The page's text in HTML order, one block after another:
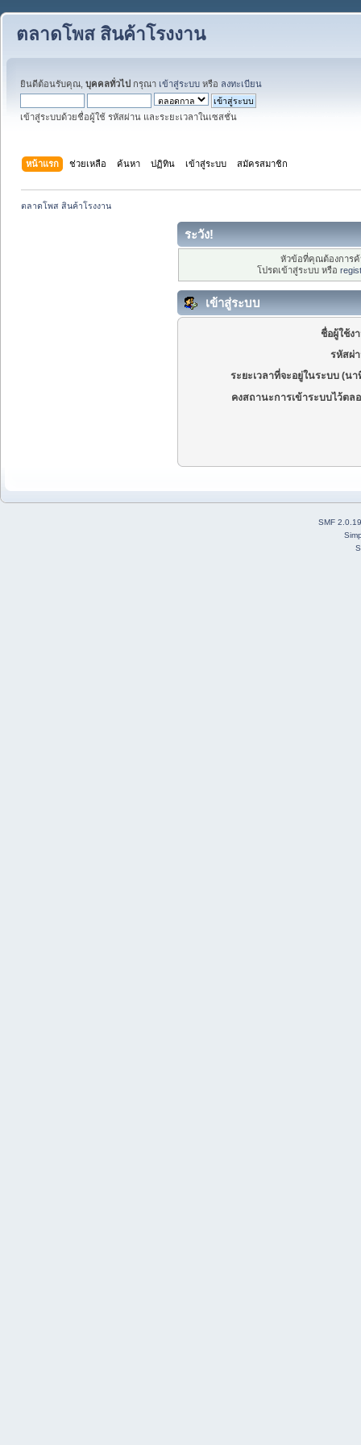
ตลาดโพส สินค้าโรงงาน
ยินดีต้อนรับคุณ, บุคคลทั่วไป กรุณา เข้าสู่ระบบ หรือ ลงทะเบียน
เข้าสู่ระบบด้วยชื่อผู้ใช้ รหัสผ่าน และระยะเวลาในเซสชั่น
หน้าแรก ช่วยเหลือ ค้นหา ปฏิทิน เข้าสู่ระบบ สมัครสมาชิก
ตลาดโพส สินค้าโรงงาน
ระวัง!
หัวข้อที่คุณต้องการ
โปรดเข้าสู่ระบบ หรือ
เข้าสู่ระบบ
ชื่อผู้ใช้ง
รหัสผ่
ระยะเวลาที่จะอยู่ในระบบ (นา
คงสถานะการเข้าระบบไว้ตล
SMF 2.0.19